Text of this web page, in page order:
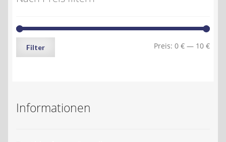
Min.
Max.
Filter Preis: 0 € — 10 €
Informationen